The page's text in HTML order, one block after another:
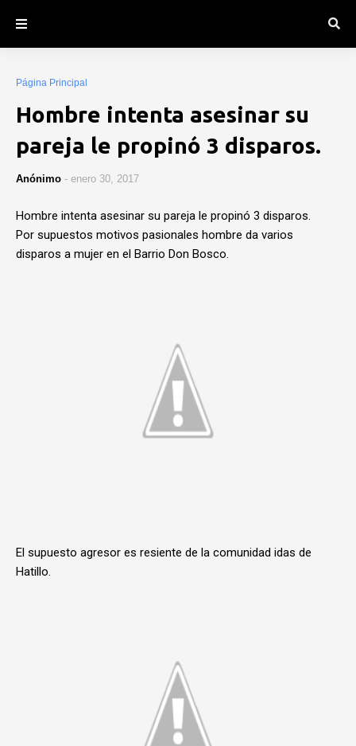
Página Principal
Hombre intenta asesinar su
pareja le propinó 3 disparos.
Anónimo - enero 30, 2017
Hombre intenta asesinar su pareja le propinó 3 disparos.
Por supuestos motivos pasionales hombre da varios
disparos a mujer en el Barrio Don Bosco.
El supuesto agresor es resiente de la comunidad idas de
Hatillo.